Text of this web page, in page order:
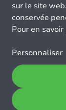
sur le site
conservée
Pour en savoir
Personnaliser